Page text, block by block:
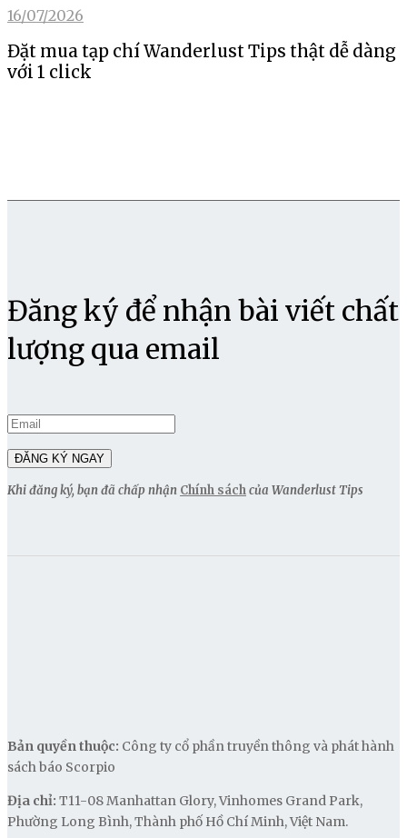
16/07/2026
Đặt mua tạp chí Wanderlust Tips thật dễ dàng
với 1 click
Đăng ký để nhận bài viết chất
lượng qua email
Khi đăng ký, bạn đã chấp nhận Chính sáchcủa Wanderlust Tips
Bản quyền thuộc: Công ty cổ phần truyền thông và phát hành
sách báo Scorpio
Địa chỉ: T11-08 Manhattan Glory, Vinhomes Grand Park,
Phường Long Bình, Thành phố Hồ Chí Minh, Việt Nam.